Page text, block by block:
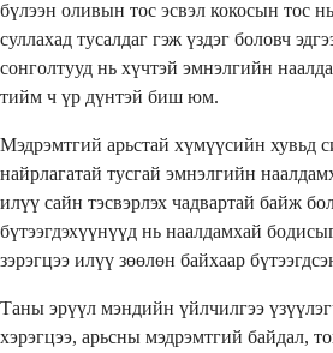
бүлээн оливын тос эсвэл кокосын тос
суллахад тусалдаг гэж үздэг боловч
сонголтууд нь хүчтэй эмнэлгийн
тийм ч үр дүнтэй биш юм.
Мэдрэмтгий арьстай хүмүүсийн хувьд
найрлагатай тусгай эмнэлгийн
илүү сайн тэсвэрлэх чадвартай байж
бүтээгдэхүүнүүд нь наалдамхай
зэрэгцээ илүү зөөлөн байхаар
Таны эрүүл мэндийн үйлчилгээ
хэрэгцээ, арьсны мэдрэмтгий байдал,